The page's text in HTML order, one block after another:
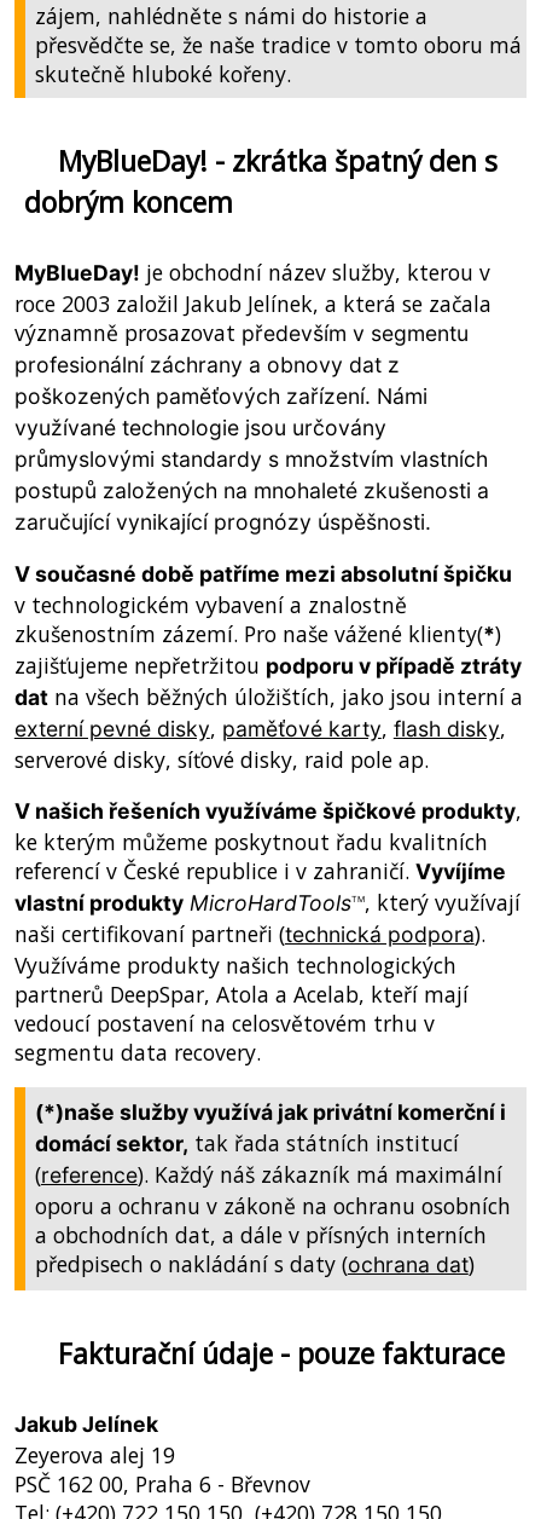
zájem, nahlédněte s námi do historie a
přesvědčte se, že naše tradice v tomto oboru má
skutečně hluboké kořeny.
MyBlueDay! - zkrátka špatný den s
dobrým koncem
MyBlueDay! je obchodní název služby, kterou v
roce 2003 založil Jakub Jelínek, a která se začala
významně prosazovat především v segmentu
profesionální záchrany a obnovy dat z
poškozených paměťových zařízení. Námi
využívané technologie jsou určovány
průmyslovými standardy s množstvím vlastních
postupů založených na mnohaleté zkušenosti a
zaručující vynikající prognózy úspěšnosti.
V současné době patříme mezi absolutní špičku
v technologickém vybavení a znalostně
zkušenostním zázemí. Pro naše vážené klienty(*)
zajišťujeme nepřetržitou podporu v případě ztráty
datna všech běžných úložištích, jako jsou interní a
externí pevné disky, paměťové karty, flash disky,
serverové disky, síťové disky, raid pole ap.
V našich řešeních využíváme špičkové produkty,
ke kterým můžeme poskytnout řadu kvalitních
referencí v České republice i v zahraničí. Vyvíjíme
vlastní produkty MicroHardToolsTM, který využívají
naši certifikovaní partneři (technická podpora).
Využíváme produkty našich technologických
partnerů DeepSpar, Atola a Acelab, kteří mají
vedoucí postavení na celosvětovém trhu v
segmentu data recovery.
(*)naše služby využívá jak privátní komerční i
domácí sektor, tak řada státních institucí
(reference). Každý náš zákazník má maximální
oporu a ochranu v zákoně na ochranu osobních
a obchodních dat, a dále v přísných interních
předpisech o nakládání s daty (ochrana dat)
Fakturační údaje - pouze fakturace
Jakub Jelínek
Zeyerova alej 19
PSČ 162 00, Praha 6 - Břevnov
Tel: (+420) 722 150 150, (+420) 728 150 150